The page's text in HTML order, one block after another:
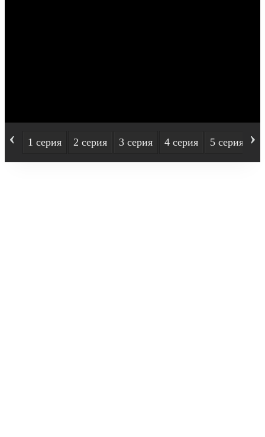
‹ 1 серия 2 серия 3 серия 4 серия 5 серия ›